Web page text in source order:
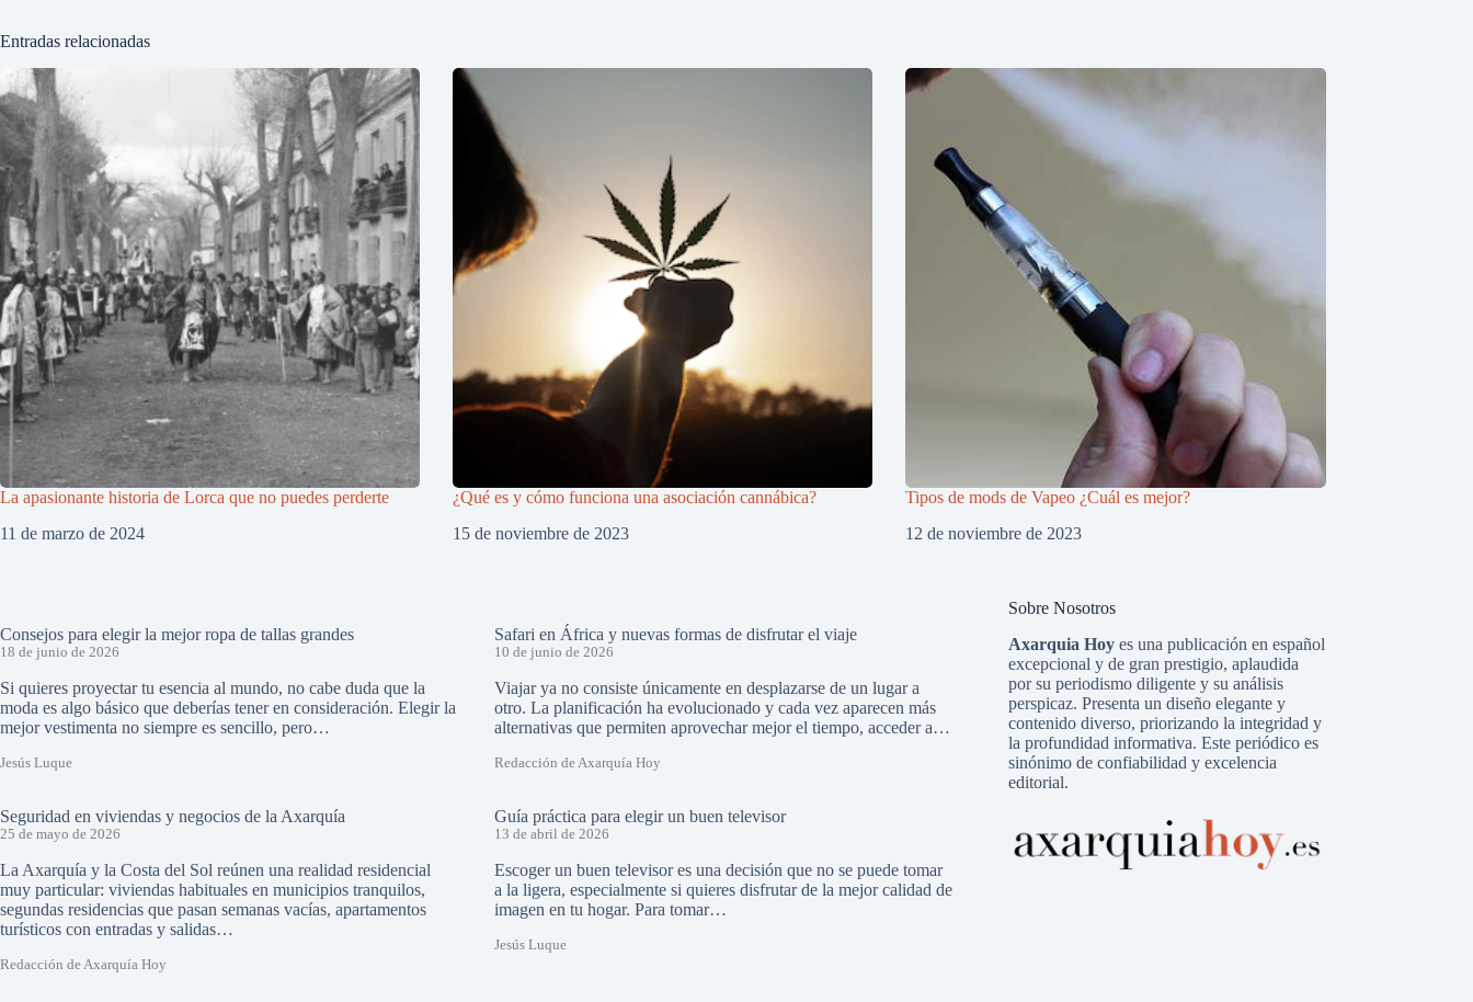
Entradas relacionadas
La apasionante historia de Lorca que no puedes perderte
11 de marzo de 2024
¿Qué es y cómo funciona una asociación cannábica?
15 de noviembre de 2023
Tipos de mods de Vapeo ¿Cuál es mejor?
12 de noviembre de 2023
Consejos para elegir la mejor ropa de tallas grandes
18 de junio de 2026
Si quieres proyectar tu esencia al mundo, no cabe duda que la
moda es algo básico que deberías tener en consideración. Elegir la
mejor vestimenta no siempre es sencillo, pero…
Jesús Luque
Safari en África y nuevas formas de disfrutar el viaje
10 de junio de 2026
Viajar ya no consiste únicamente en desplazarse de un lugar a
otro. La planificación ha evolucionado y cada vez aparecen más
alternativas que permiten aprovechar mejor el tiempo, acceder a…
Redacción de Axarquía Hoy
Seguridad en viviendas y negocios de la Axarquía
25 de mayo de 2026
La Axarquía y la Costa del Sol reúnen una realidad residencial
muy particular: viviendas habituales en municipios tranquilos,
segundas residencias que pasan semanas vacías, apartamentos
turísticos con entradas y salidas…
Redacción de Axarquía Hoy
Guía práctica para elegir un buen televisor
13 de abril de 2026
Escoger un buen televisor es una decisión que no se puede tomar
a la ligera, especialmente si quieres disfrutar de la mejor calidad de
imagen en tu hogar. Para tomar…
Jesús Luque
Sobre Nosotros
Axarquia Hoyes una publicación en español
excepcional y de gran prestigio, aplaudida
por su periodismo diligente y su análisis
perspicaz. Presenta un diseño elegante y
contenido diverso, priorizando la integridad y
la profundidad informativa. Este periódico es
sinónimo de confiabilidad y excelencia
editorial.